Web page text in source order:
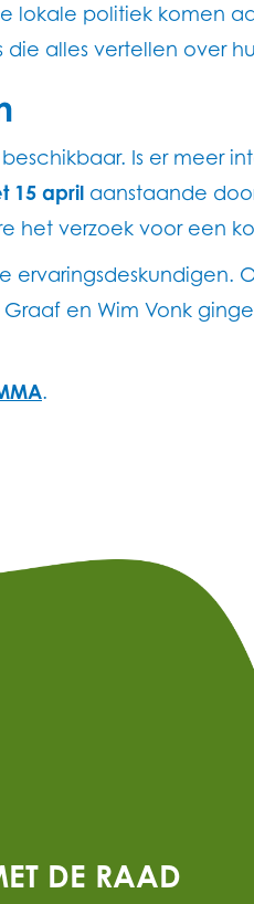
lokale politiek komen
alles vertellen over
Is er meer
15 april aanstaande
het verzoek voor een
Graaf en Wim Vonk
.
DE RAAD